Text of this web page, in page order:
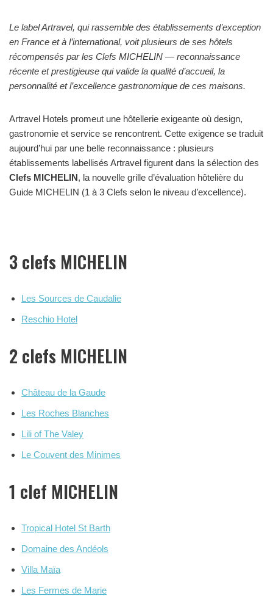
Le label Artravel, qui rassemble des établissements d’exception
en France et à l’international, voit plusieurs de ses hôtels
récompensés par les Clefs MICHELIN — reconnaissance
récente et prestigieuse qui valide la qualité d’accueil, la
personnalité et l’excellence gastronomique de ces maisons.
Artravel Hotels promeut une hôtellerie exigeante où design,
gastronomie et service se rencontrent. Cette exigence se traduit
aujourd’hui par une belle reconnaissance : plusieurs
établissements labellisés Artravel figurent dans la sélection des
Clefs MICHELIN, la nouvelle grille d’évaluation hôtelière du
Guide MICHELIN (1 à 3 Clefs selon le niveau d’excellence).
3 clefs MICHELIN
Les Sources de Caudalie
Reschio Hotel
2 clefs MICHELIN
Château de la Gaude
Les Roches Blanches
Lili of The Valey
Le Couvent des Minimes
1 clef MICHELIN
Tropical Hotel St Barth
Domaine des Andéols
Villa Maïa
Les Fermes de Marie